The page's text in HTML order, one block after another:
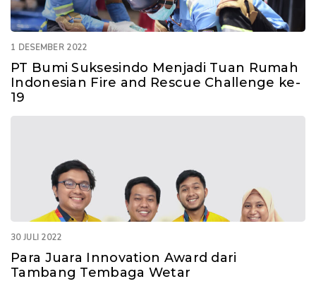
1 DESEMBER 2022
PT Bumi Suksesindo Menjadi Tuan Rumah
Indonesian Fire and Rescue Challenge ke-
19
30 JULI 2022
Para Juara Innovation Award dari
Tambang Tembaga Wetar